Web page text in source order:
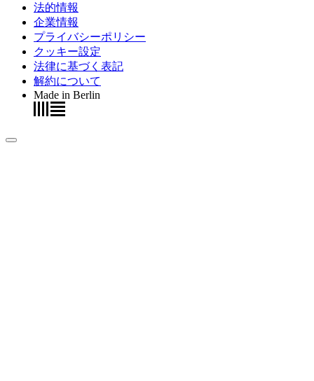
法的情報
企業情報
プライバシーポリシー
クッキー設定
法律に基づく表記
解約について
Made in Berlin